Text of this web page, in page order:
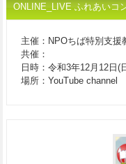
ONLINE_LIVE ふれあいコ
主催：NPOちば特別支援
共催：
日時：令和3年12月12日(
場所：YouTube channel